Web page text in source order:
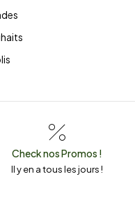
Check nos Promos !
Il y en a tous les jours !